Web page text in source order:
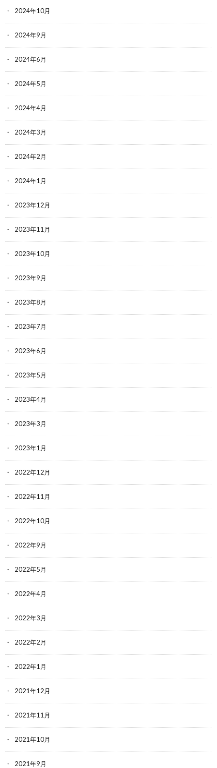
2024年10月
2024年9月
2024年6月
2024年5月
2024年4月
2024年3月
2024年2月
2024年1月
2023年12月
2023年11月
2023年10月
2023年9月
2023年8月
2023年7月
2023年6月
2023年5月
2023年4月
2023年3月
2023年1月
2022年12月
2022年11月
2022年10月
2022年9月
2022年5月
2022年4月
2022年3月
2022年2月
2022年1月
2021年12月
2021年11月
2021年10月
2021年9月